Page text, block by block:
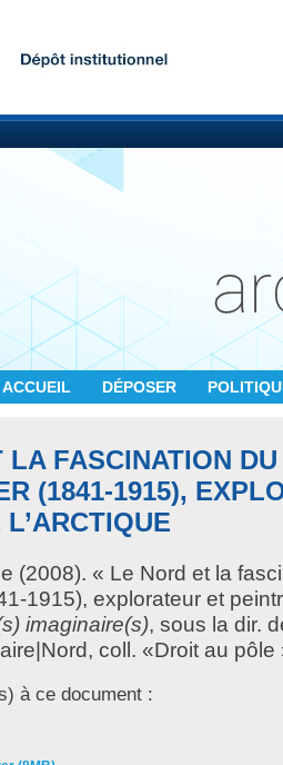
ACCUEIL DÉPOSER
LA FASCINATION
(1841-1915),
(2008). « Le Nord et la
1915), explorateur et
imaginaire(s), sous la dir.
coll. «Droit au
à ce document :